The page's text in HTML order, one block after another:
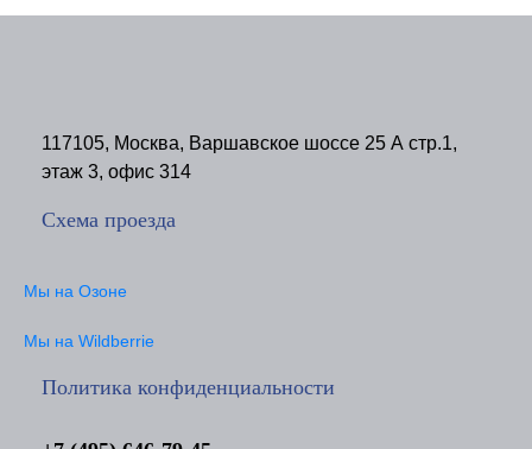
117105, Москва, Варшавское шоссе 25 А стр.1,
этаж 3, офис 314
Схема проезда
Мы на Озоне
Мы на Wildberrie
Политика конфиденциальности